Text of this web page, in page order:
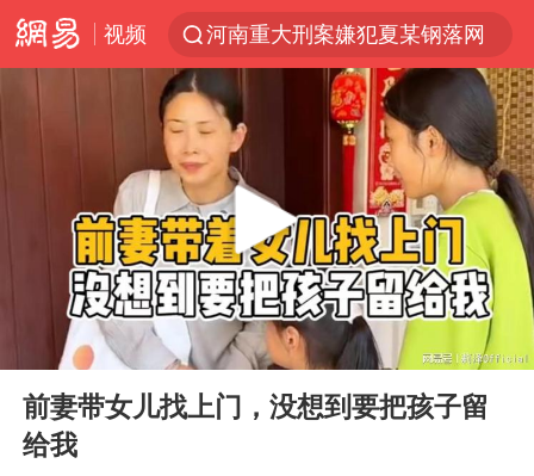
视频
河南重大刑案嫌犯夏某钢落网
WTT横滨冠军赛国乒女单三将晋级四强
光影经济撬动暑期消费新蓝海
白海豚将正面袭击贯穿浙江
杭州全市有序停课
《欢迎来龙餐馆》口碑
酒店花洒现排泄物住客索赔遭拒
情侣平潭拍日出坠崖1死1伤
新疆优化调整景区内自驾服务费
Play
00:00
前妻带女儿找上门，没想到要把孩子留
给我